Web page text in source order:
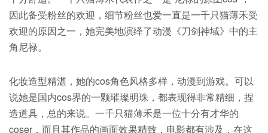
因此备受粉丝的欢迎，细节粉丝也爱一直是一千只猫薄禾受
欢迎的原因之一，她完美地演绎了动漫《刀剑神域》中的主
角尼禄。
化妆造型精湛，她的cos角色风格多样，动漫到游戏。可以
说她是国内cos界的一颗璀璨明珠，都表现得非常精细，捏
造道具，总的来说。一千只猫薄禾是一位十分有才华的
coser，而且其作品的画面效果精致，电影都有涉及，在这